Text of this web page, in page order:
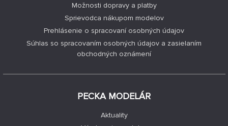
Možnosti dopravy a platby
Sprievodca nákupom modelov
Prehlásenie o spracovaní osobných údajov
Súhlas so spracovaním osobných údajov a zasielaním
obchodných oznámení
PECKA MODELÁR
Aktuality